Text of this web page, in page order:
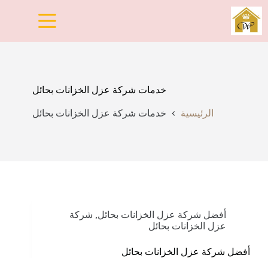
التجاوز
إلى
المحتوى
خدمات شركة عزل الخزانات بحائل
الرئيسية خدمات شركة عزل الخزانات بحائل
أفضل شركة عزل الخزانات بحائل, شركة
عزل الخزانات بحائل
أفضل شركة عزل الخزانات بحائل